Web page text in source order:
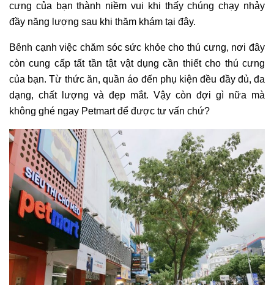
cưng của bạn thành niềm vui khi thấy chúng chạy nhảy
đầy năng lượng sau khi thăm khám tại đây.
Bênh cạnh việc chăm sóc sức khỏe cho thú cưng, nơi đây
còn cung cấp tất tần tật vật dụng cần thiết cho thú cưng
của bạn. Từ thức ăn, quần áo đến phụ kiện đều đầy đủ, đa
dạng, chất lượng và đẹp mắt. Vậy còn đợi gì nữa mà
không ghé ngay Petmart để được tư vấn chứ?